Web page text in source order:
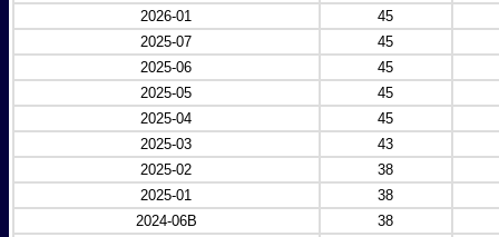
2026-01
45
2025-07
45
2025-06
45
2025-05
45
2025-04
45
2025-03
43
2025-02
38
2025-01
38
2024-06B
38